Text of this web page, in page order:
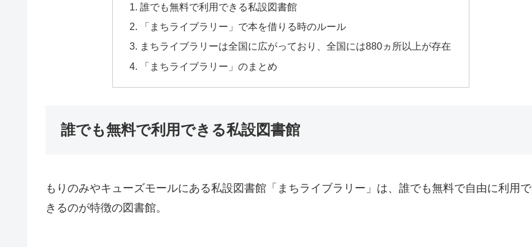
誰でも無料で利用できる私設図書館
「まちライブラリー」で本を借りる時のルール
まちライブラリーは全国に広がっており、全国には880ヵ所以上が存在
「まちライブラリー」のまとめ
誰でも無料で利用できる私設図書館
もりのみやキューズモールにある私設図書館「まちライブラリー」は、誰でも無料で自由に利用で
きるのが特徴の図書館。